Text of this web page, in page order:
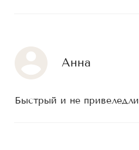
Анна
Быстрый и не